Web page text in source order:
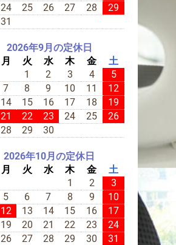
24 25 26 27 28
29
31
2026年9月の定休日
月 火 水 木 金
土
1
2 3 4
5
7 8 9 10 11
12
14 15 16 17 18
19
21 22 23 24 25
26
28 29 30
2026年10月の定休日
月 火 水 木 金
土
1
2
3
5 6 7 8 9
10
12 13 14 15 16
17
19 20 21 22 23
24
26 27 28 29 30 31